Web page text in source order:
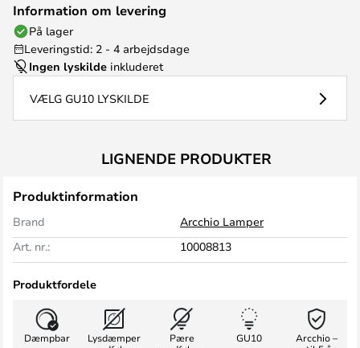
Information om levering
På lager
Leveringstid: 2 - 4 arbejdsdage
Ingen lyskilde inkluderet
VÆLG GU10 LYSKILDE
LIGNENDE PRODUKTER
Produktinformation
Brand
Arcchio Lamper
Art. nr.:
10008813
Produktfordele
Dæmpbar
Lysdæmper
Pære
GU10
Arcchio –